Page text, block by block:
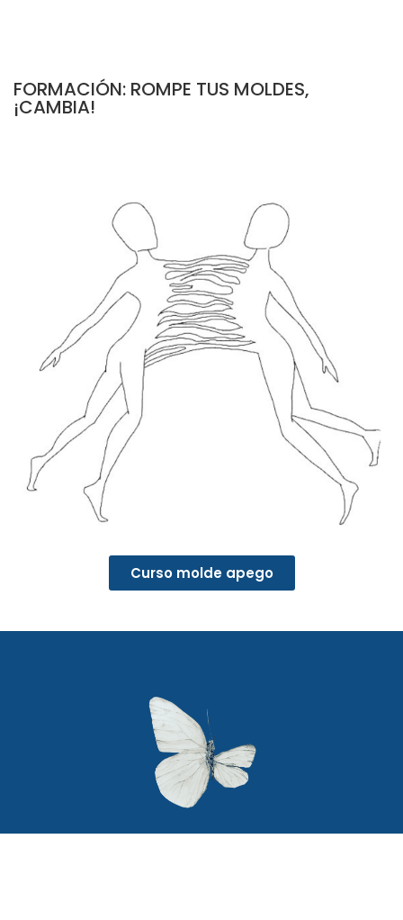
FORMACIÓN: ROMPE TUS MOLDES,
¡CAMBIA!
Curso molde apego